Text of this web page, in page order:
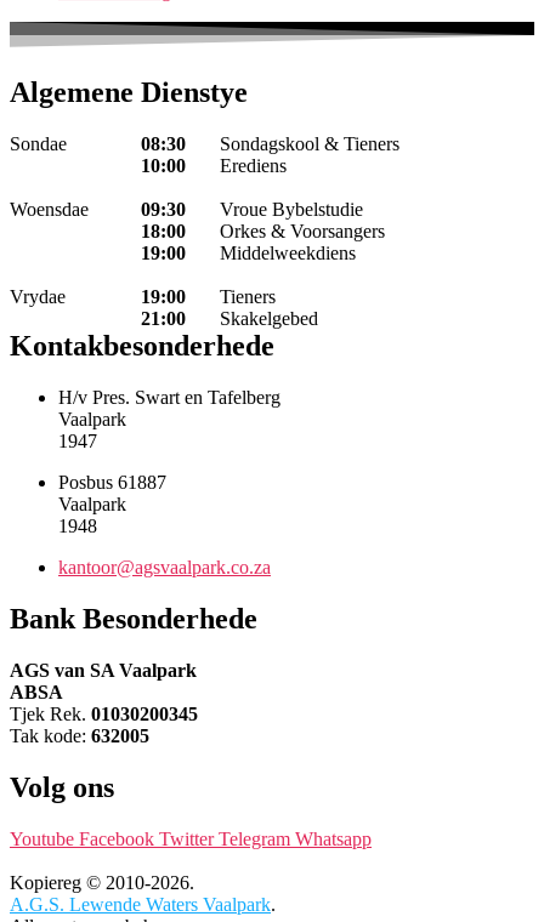
Algemene Dienstye
Sondae
Woensdae
Vrydae
08:30
10:00
09:30
18:00
19:00
19:00
21:00
Sondagskool & Tieners
Erediens
Vroue Bybelstudie
Orkes & Voorsangers
Middelweekdiens
Tieners
Skakelgebed
Kontakbesonderhede
H/v Pres. Swart en Tafelberg
Vaalpark
1947
Posbus 61887
Vaalpark
1948
kantoor@agsvaalpark.co.za
Bank Besonderhede
AGS van SA Vaalpark
ABSA
Tjek Rek. 01030200345
Tak kode: 632005
Volg ons
Youtube Facebook Twitter Telegram Whatsapp
Kopiereg © 2010-2026.
A.G.S. Lewende Waters Vaalpark.